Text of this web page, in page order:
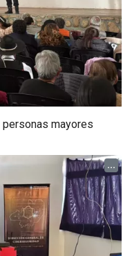
personas mayores
...